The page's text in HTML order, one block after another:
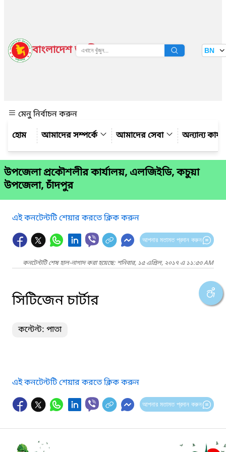
বাংলাদেশ জাতীয় তথ্য বাতায়ন BN
মেনু নির্বাচন করুন
আমাদের সম্পর্কে
আমাদের সেবা অন্যান্য
উপজেলা প্রকৌশলীর কার্যালয়, এলজিইডি, কচুয়া
উপজেলা, চাঁদপুর
এই কনটেন্টটি শেয়ার করতে ক্লিক করুন
আপনার মতামত প্রদান করুন
কনটেন্টটি শেষ হাল-নাগাদ করা হয়েছে: শনিবার, ১৫ এপ্রিল, ২০১৭ এ ১১:৫৩ AM
সিটিজেন চার্টার
কন্টেন্ট: পাতা
এই কনটেন্টটি শেয়ার করতে ক্লিক করুন
আপনার মতামত প্রদান করুন